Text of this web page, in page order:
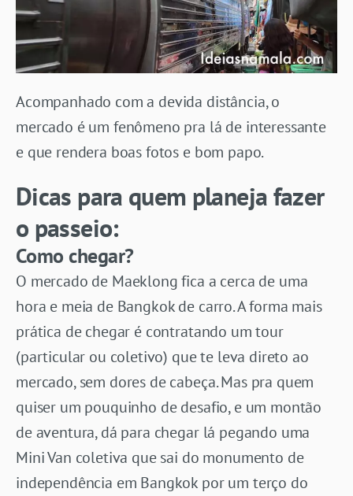
Acompanhado com a devida distância, o
mercado é um fenômeno pra lá de interessante
e que rendera boas fotos e bom papo.
Dicas para quem planeja fazer
o passeio:
Como chegar?
O mercado de Maeklong fica a cerca de uma
hora e meia de Bangkok de carro. A forma mais
prática de chegar é contratando um tour
(particular ou coletivo) que te leva direto ao
mercado, sem dores de cabeça. Mas pra quem
quiser um pouquinho de desafio, e um montão
de aventura, dá para chegar lá pegando uma
Mini Van coletiva que sai do monumento de
independência em Bangkok por um terço do